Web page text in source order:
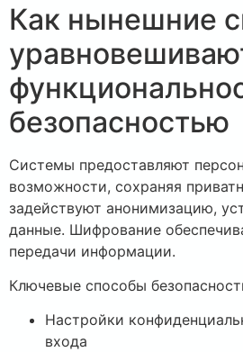
Как нынешние
безопасностью
Системы предоставляют
возможности, сохраняя
задействуют анонимизацию,
данные. Шифрование
передачи информации.
Ключевые способы
Настройки
входа